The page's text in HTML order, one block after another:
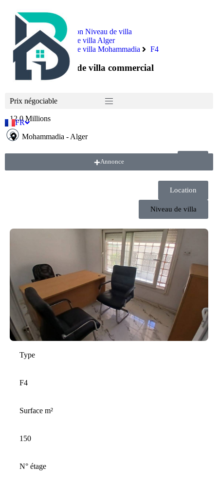
FR
AR
Annonce
Immobilier
Location Niveau de villa
Location Niveau de villa Alger
Location Niveau de villa Mohammadia
F4
Location niveau de villa commercial
Prix négociable
12.0 Millions
Mohammadia - Alger
Location
Niveau de villa
Type
F4
Surface m²
150
N° étage